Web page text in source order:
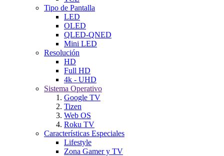
Tipo de Pantalla
LED
OLED
QLED-QNED
Mini LED
Resolución
HD
Full HD
4k - UHD
Sistema Operativo
Google TV
Tizen
Web OS
Roku TV
Características Especiales
Lifestyle
Zona Gamer y TV